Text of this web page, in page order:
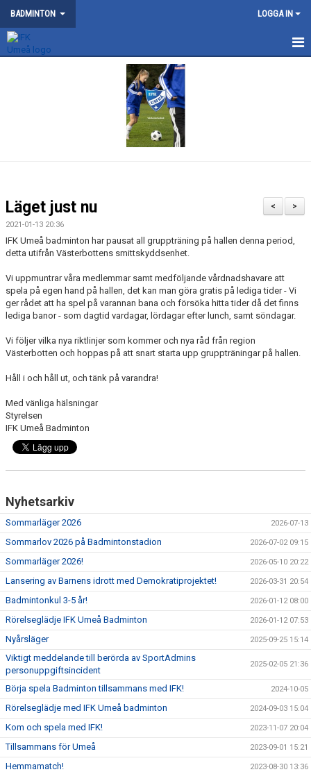
BADMINTON LOGGA IN
TRÄNING
TÄVLING
DOKUMENT
KALENDER
WEBBSHOP
FAQ
ÅRSHJUL
>
<
Läget just nu
2021-01-13 20:36
IFK Umeå badminton har pausat all gruppträning på hallen denna period,
detta utifrån Västerbottens smittskyddsenhet.
Vi uppmuntrar våra medlemmar samt medföljande vårdnadshavare att
spela på egen hand på hallen, det kan man göra gratis på lediga tider - Vi
ger rådet att ha spel på varannan bana och försöka hitta tider då det finns
lediga banor - som dagtid vardagar, lördagar efter lunch, samt söndagar.
Vi följer vilka nya riktlinjer som kommer och nya råd från region
Västerbotten och hoppas på att snart starta upp gruppträningar på hallen.
Håll i och håll ut, och tänk på varandra!
Med vänliga hälsningar
Styrelsen
IFK Umeå Badminton
Nyhetsarkiv
Sommarläger 2026 2026-07-13
Sommarlov 2026 på Badmintonstadion 2026-07-02 09:15
Sommarläger 2026! 2026-05-10 20:22
Lansering av Barnens idrott med Demokratiprojektet! 2026-03-31 20:54
Badmintonkul 3-5 år! 2026-01-12 08:00
Rörelseglädje IFK Umeå Badminton 2026-01-12 07:53
Nyårsläger 2025-09-25 15:14
Viktigt meddelande till berörda av SportAdmins
personuppgiftsincident
2025-02-05 21:36
Börja spela Badminton tillsammans med IFK! 2024-10-05
Rörelseglädje med IFK Umeå badminton 2024-09-03 15:04
Kom och spela med IFK! 2023-11-07 20:04
Tillsammans för Umeå 2023-09-01 15:21
Hemmamatch! 2023-08-30 13:36